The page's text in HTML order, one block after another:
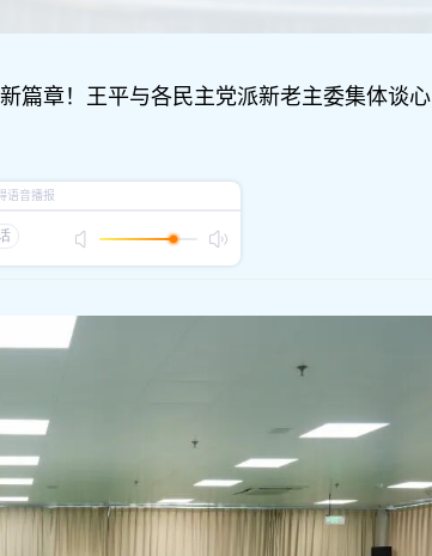
篇章！王平与各民主党派新老主委集体谈心